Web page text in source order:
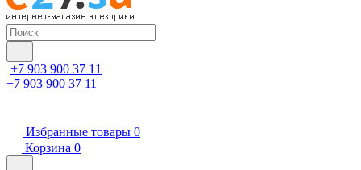
+7 903 900 37 11
+7 903 900 37 11
Избранные товары 0
Корзина 0